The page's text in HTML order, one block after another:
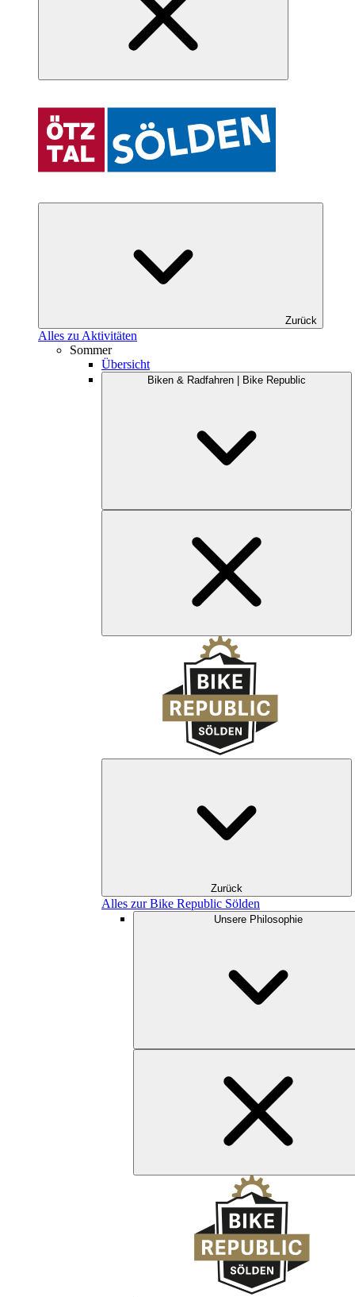
Zurück
Alles zu Aktivitäten
Sommer
Übersicht
Biken & Radfahren | Bike Republic
Zurück
Alles zur Bike Republic Sölden
Unsere Philosophie